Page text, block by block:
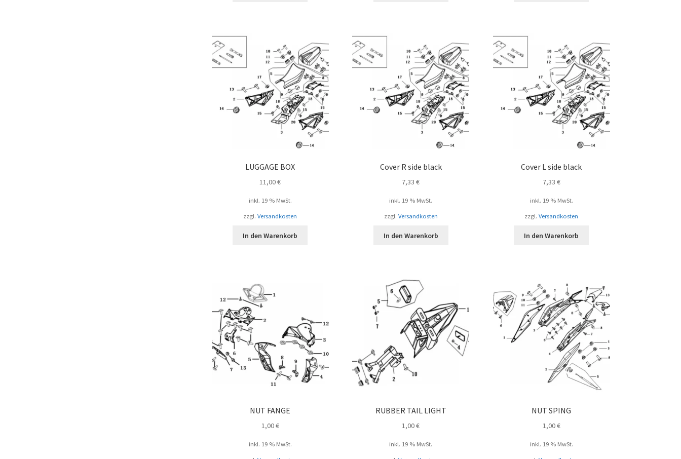
LUGGAGE BOX
11,00€
inkl. 19 % MwSt.
zzgl.Versandkosten
In den Warenkorb
Cover R side black
7,33€
inkl. 19 % MwSt.
zzgl. Versandkosten
In den Warenkorb
Cover L side black
7,33 €
inkl. 19 % MwSt.
zzgl.Versandkosten
In den Warenkorb
NUT FANGE
1,00€
inkl. 19 % MwSt.
RUBBER TAIL LIGHT
1,00€
inkl. 19 % MwSt.
NUT SPING
1,00€
inkl. 19 % MwSt.